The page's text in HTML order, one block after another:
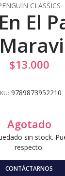
CLASSICS
El
$13.000
9789873952210
Agotado
sin stock.
respecto.
CONTÁCTARNOS